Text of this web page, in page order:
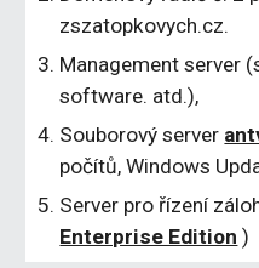
zszatopkovych.cz.
Management server
software. atd.),
Souborový server
počítů, Windows
Server pro řízení
Enterprise Edition )